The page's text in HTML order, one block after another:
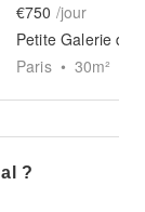
€750 /jour
Petite Galerie de
Paris • 30m²
?